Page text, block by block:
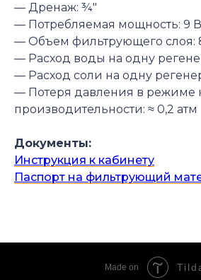
— Дренаж: ¾″
— Потребляемая мощность: 9
— Объем фильтрующего слоя:
— Расход воды на одну
— Расход соли на одну
— Потеря давления в режиме
производительности: ≈ 0,2 атм
Документы:
Инструкция к кабинету
Паспорт на фильтрующий
Made on